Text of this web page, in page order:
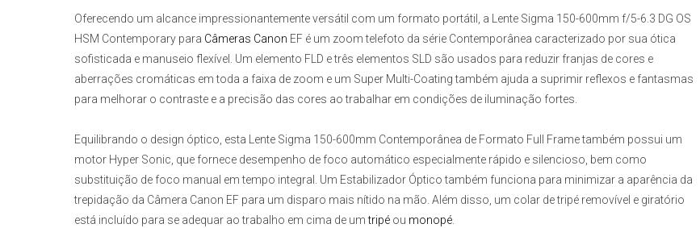
Oferecendo um alcance impressionantemente versátil com um formato portátil, a Lente Sigma 150-600mm f/5-6.3 DG OS
HSM Contemporary para Câmeras Canon EF é um zoom telefoto da série Contemporânea caracterizado por sua ótica
sofisticada e manuseio flexível. Um elemento FLD e três elementos SLD são usados para reduzir franjas de cores e
aberrações cromáticas em toda a faixa de zoom e um Super Multi-Coating também ajuda a suprimir reflexos e fantasmas
para melhorar o contraste e a precisão das cores ao trabalhar em condições de iluminação fortes.
Equilibrando o design óptico, esta Lente Sigma 150-600mm Contemporânea de Formato Full Frametambém possui um
motor Hyper Sonic, que fornece desempenho de foco automático especialmente rápido e silencioso, bem como
substituição de foco manual em tempo integral. Um Estabilizador Óptico também funciona para minimizar a aparência da
trepidação da Câmera Canon EF para um disparo mais nítido na mão. Além disso, um colar de tripé removível e giratório
está incluído para se adequar ao trabalho em cima de umtripé ou monopé